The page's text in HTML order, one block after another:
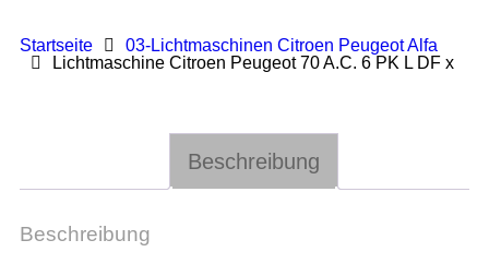
Startseite
03-Lichtmaschinen Citroen Peugeot Alfa
Lichtmaschine Citroen Peugeot 70 A.C. 6 PK L DF x
Beschreibung
Beschreibung